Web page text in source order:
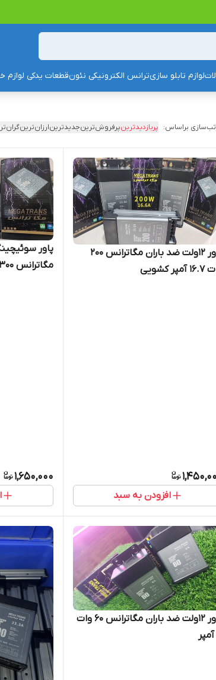
لوازم تابلو سازیترانس الکترونیکی نئونقطعات یدکی لوازم
براساس: پربازدیدترینپرفروش‌ترینجدیدترینارزان‌ترین
پاور ۱۲ولت ضد باران مگاترانس 200
کشویی
افزودن به سبد
مگاترانس 300 وات ۲۵ آمپر
1,650,000
پاور ۱۲ولت ضد باران مگاترانس ۶۰ وات